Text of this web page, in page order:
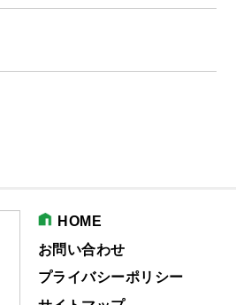
HOME
お問い合わせ
プライバシーポリシー